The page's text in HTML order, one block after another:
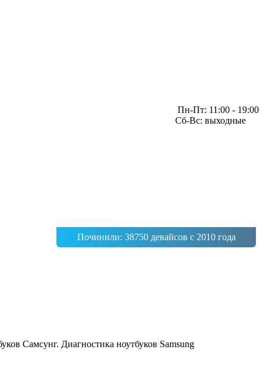
Пн-Пт: 11:00 - 19:00
Сб-Вс: выходные
Починили: 38750 девайсов с 2010 года
Самсунг. Диагностика ноутбуков Samsung